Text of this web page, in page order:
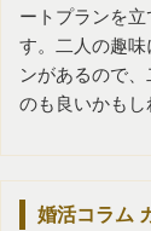
ートプランを
す。二人の趣
ンがあるので
のも良いかもし
婚活コラム